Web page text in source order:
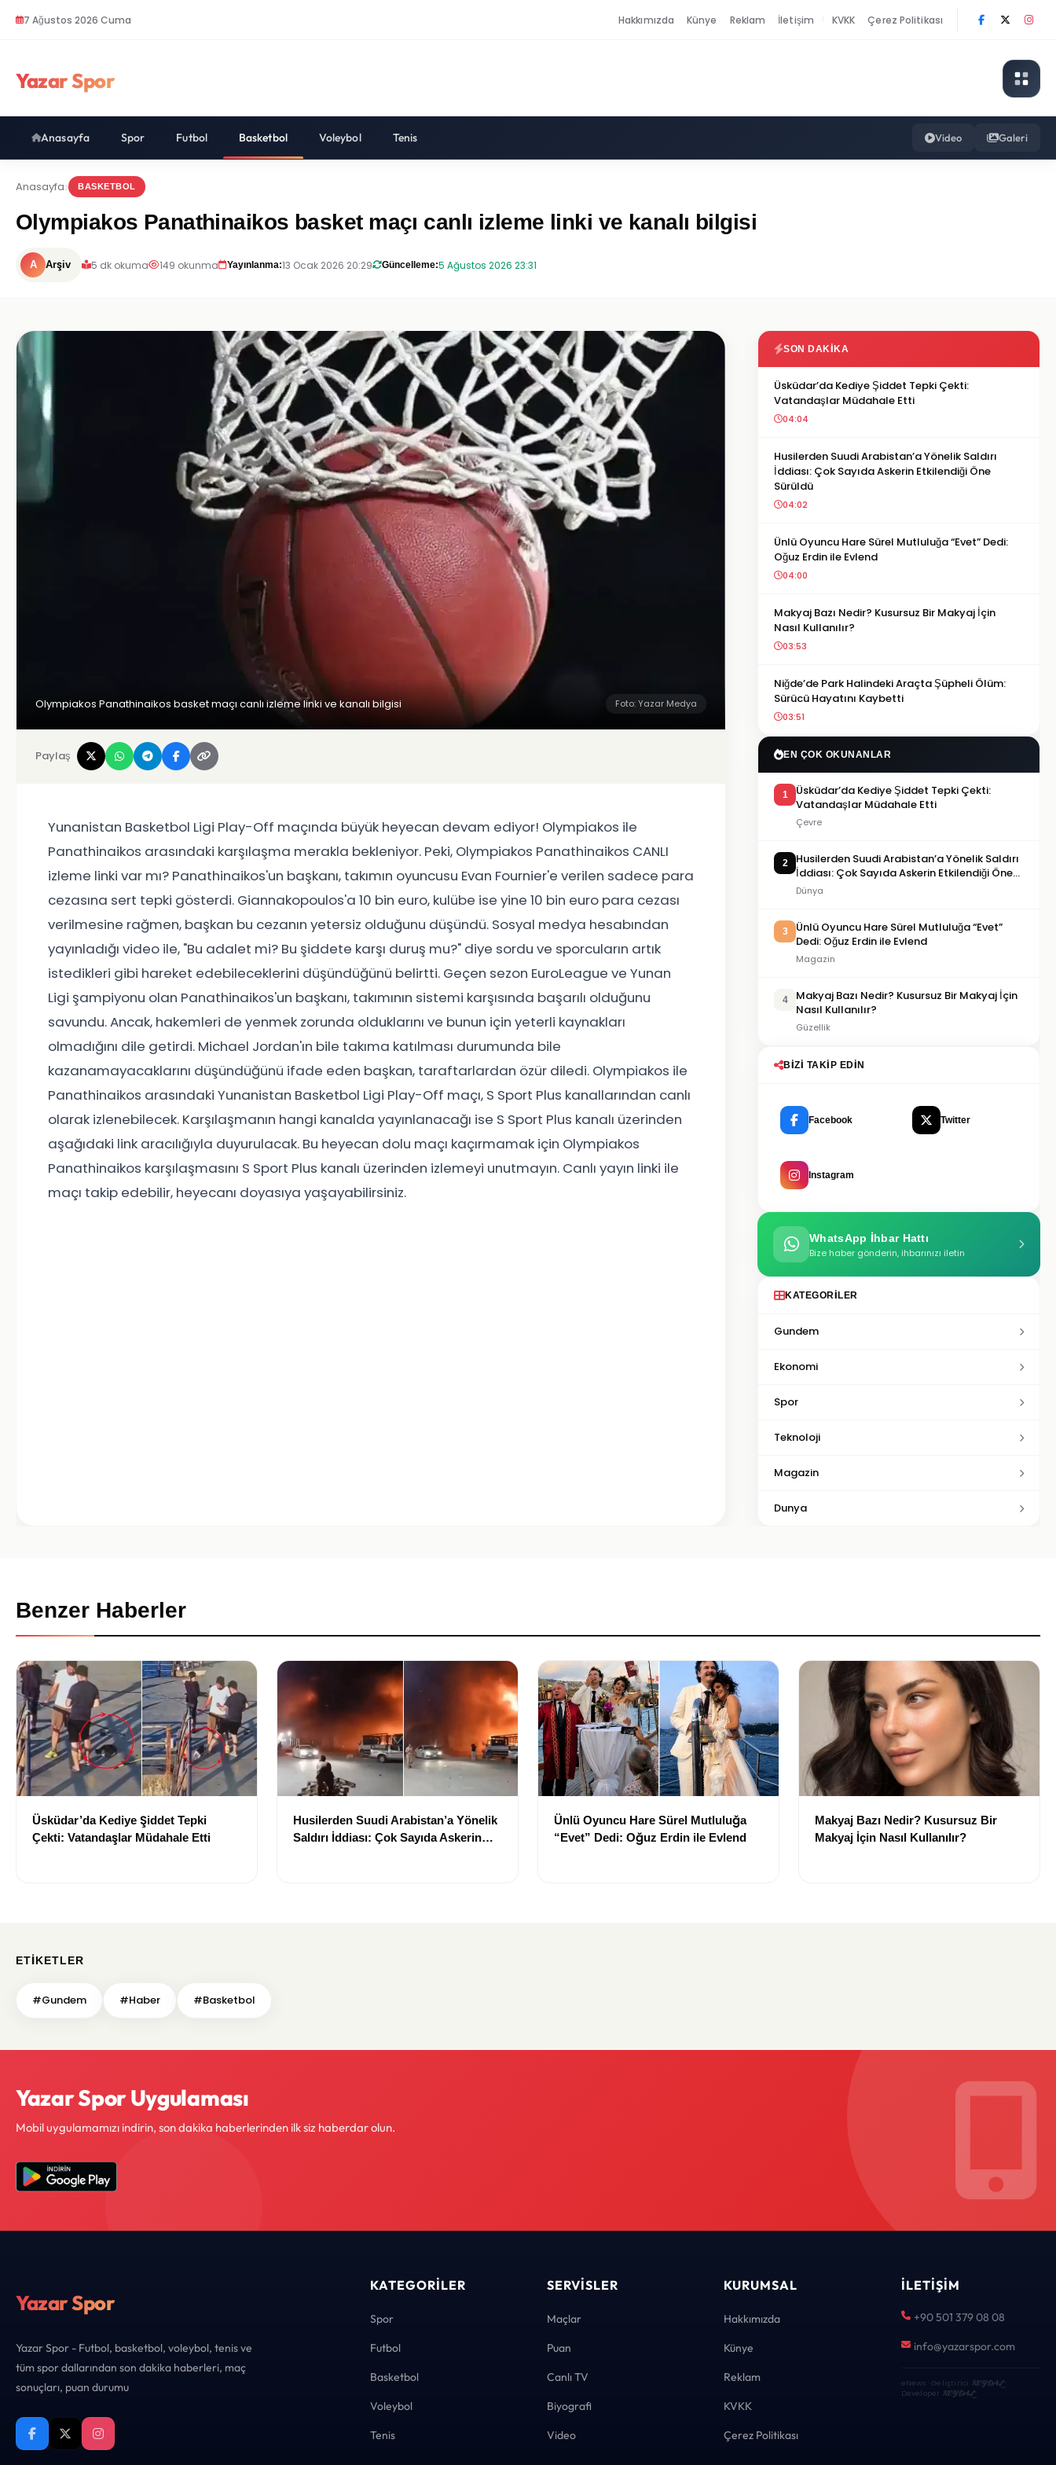
7 Ağustos 2026 Cuma Hakkımızda Künye Reklam İletişim KVKK Çerez Politikası
Yazar Spor
Anasayfa Spor Futbol Basketbol Voleybol Tenis Video Galeri
Anasayfa BASKETBOL
Olympiakos Panathinaikos basket maçı canlı izleme linki ve kanalı bilgisi
A Arşiv 5 dk okuma 149 okunma Yayınlanma:13 Ocak 2026 20:29 Güncelleme:5 Ağustos 2026 23:31
Olympiakos Panathinaikos basket maçı canlı izleme linki ve kanalı bilgisi Foto: Yazar Medya
Paylaş
Yunanistan Basketbol Ligi Play-Off maçında büyük heyecan devam ediyor! Olympiakos ile
Panathinaikos arasındaki karşılaşma merakla bekleniyor. Peki, Olympiakos Panathinaikos CANLI
izleme linki var mı? Panathinaikos'un başkanı, takımın oyuncusu Evan Fournier'e verilen sadece para
cezasına sert tepki gösterdi. Giannakopoulos'a 10 bin euro, kulübe ise yine 10 bin euro para cezası
verilmesine rağmen, başkan bu cezanın yetersiz olduğunu düşündü. Sosyal medya hesabından
yayınladığı video ile, "Bu adalet mi? Bu şiddete karşı duruş mu?" diye sordu ve sporcuların artık
istedikleri gibi hareket edebileceklerini düşündüğünü belirtti. Geçen sezon EuroLeague ve Yunan
Ligi şampiyonu olan Panathinaikos'un başkanı, takımının sistemi karşısında başarılı olduğunu
savundu. Ancak, hakemleri de yenmek zorunda olduklarını ve bunun için yeterli kaynakları
olmadığını dile getirdi. Michael Jordan'ın bile takıma katılması durumunda bile
kazanamayacaklarını düşündüğünü ifade eden başkan, taraftarlardan özür diledi. Olympiakos ile
Panathinaikos arasındaki Yunanistan Basketbol Ligi Play-Off maçı, S Sport Plus kanallarından canlı
olarak izlenebilecek. Karşılaşmanın hangi kanalda yayınlanacağı ise S Sport Plus kanalı üzerinden
aşağıdaki link aracılığıyla duyurulacak. Bu heyecan dolu maçı kaçırmamak için Olympiakos
Panathinaikos karşılaşmasını S Sport Plus kanalı üzerinden izlemeyi unutmayın. Canlı yayın linki ile
maçı takip edebilir, heyecanı doyasıya yaşayabilirsiniz.
SON DAKIKA
Üsküdar’da Kediye Şiddet Tepki Çekti:
Vatandaşlar Müdahale Etti
04:04
Husilerden Suudi Arabistan’a Yönelik Saldırı
İddiası: Çok Sayıda Askerin Etkilendiği Öne
Sürüldü
04:02
Ünlü Oyuncu Hare Sürel Mutluluğa “Evet” Dedi:
Oğuz Erdin ile Evlend
04:00
Makyaj Bazı Nedir? Kusursuz Bir Makyaj İçin
Nasıl Kullanılır?
03:53
Niğde’de Park Halindeki Araçta Şüpheli Ölüm:
Sürücü Hayatını Kaybetti
03:51
EN ÇOK OKUNANLAR
1
Üsküdar’da Kediye Şiddet Tepki Çekti:
Vatandaşlar Müdahale Etti
Çevre
2
Husilerden Suudi Arabistan’a Yönelik Saldırı
İddiası: Çok Sayıda Askerin Etkilendiği Öne
Sürüldü
Dünya
3
Ünlü Oyuncu Hare Sürel Mutluluğa “Evet”
Dedi: Oğuz Erdin ile Evlend
Magazin
4
Makyaj Bazı Nedir? Kusursuz Bir Makyaj İçin
Nasıl Kullanılır?
Güzellik
BIZI TAKIP EDIN
Facebook Twitter
Instagram
WhatsApp İhbar Hattı
Bize haber gönderin, ihbarınızı iletin
KATEGORILER
Gundem
Ekonomi
Spor
Teknoloji
Magazin
Dunya
Benzer Haberler
Üsküdar’da Kediye Şiddet Tepki
Çekti: Vatandaşlar Müdahale Etti
Husilerden Suudi Arabistan’a Yönelik
Saldırı İddiası: Çok Sayıda Askerin
Ünlü Oyuncu Hare Sürel Mutluluğa
“Evet” Dedi: Oğuz Erdin ile Evlend
Makyaj Bazı Nedir? Kusursuz Bir
Makyaj İçin Nasıl Kullanılır?
ETIKETLER
#Gundem #Haber #Basketbol
Yazar Spor Uygulaması
Mobil uygulamamızı indirin, son dakika haberlerinden ilk siz haberdar olun.
Yazar Spor
Yazar Spor - Futbol, basketbol, voleybol, tenis ve
tüm spor dallarından son dakika haberleri, maç
sonuçları, puan durumu
KATEGORILER
Spor
Futbol
Basketbol
Voleybol
Tenis
SERVISLER
Maçlar
Puan
Canlı TV
Biyografi
Video
KURUMSAL
Hakkımızda
Künye
Reklam
KVKK
Çerez Politikası
İLETIŞIM
+90 501 379 08 08
info@yazarspor.com
eNews · Geliştirici KEYDAL·
Developer KEYDAL